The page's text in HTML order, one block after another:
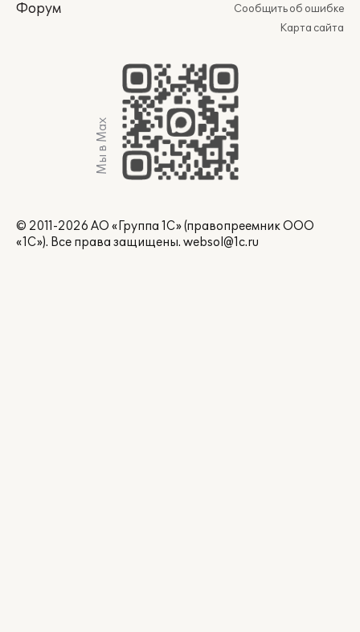
Форум
Сообщить об ошибке
Карта сайта
Мы в Max
© 2011-2026 АО «Группа 1С» (правопреемник ООО
«1С»). Все права защищены. websol@1c.ru